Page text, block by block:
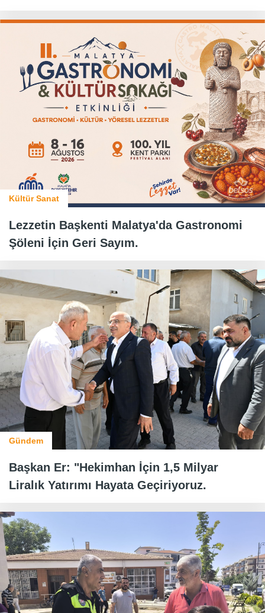
Kültür Sanat
Lezzetin Başkenti Malatya'da Gastronomi
Şöleni İçin Geri Sayım.
Gündem
Başkan Er: "Hekimhan İçin 1,5 Milyar
Liralık Yatırımı Hayata Geçiriyoruz.